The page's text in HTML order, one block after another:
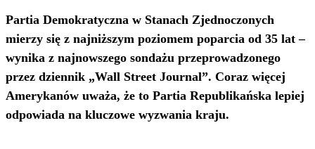
Partia Demokratyczna w Stanach Zjednoczonych
mierzy się z najniższym poziomem poparcia od 35 lat –
wynika z najnowszego sondażu przeprowadzonego
przez dziennik „Wall Street Journal”. Coraz więcej
Amerykanów uważa, że to Partia Republikańska lepiej
odpowiada na kluczowe wyzwania kraju.